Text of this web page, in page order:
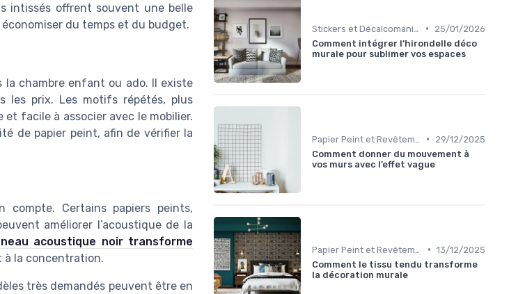
intissés offrent souvent une belle
du temps et du budget.
la chambre enfant ou ado. Il existe
les prix. Les motifs répétés, plus
facile à associer avec le mobilier.
de papier peint, afin de vérifier la
Certains papiers peints,
améliorer l’acoustique de la
acoustique noir transforme
à la concentration.
très demandés peuvent être en
•
25/01/2026
Comment intégrer l’hirondelle déco
murale pour sublimer vos espaces
•
29/12/2025
Comment donner du mouvement à
vos murs avec l’effet vague
• 13/12/2025
Comment le tissu tendu transforme
la décoration murale